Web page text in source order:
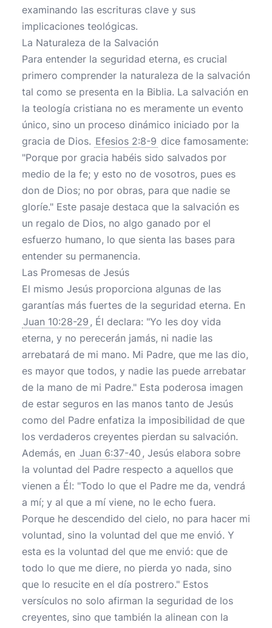
examinando las escrituras clave y sus
implicaciones teológicas.
La Naturaleza de la Salvación
Para entender la seguridad eterna, es crucial
primero comprender la naturaleza de la salvación
tal como se presenta en la Biblia. La salvación en
la teología cristiana no es meramente un evento
único, sino un proceso dinámico iniciado por la
gracia de Dios. Efesios 2:8-9 dice famosamente:
"Porque por gracia habéis sido salvados por
medio de la fe; y esto no de vosotros, pues es
don de Dios; no por obras, para que nadie se
gloríe." Este pasaje destaca que la salvación es
un regalo de Dios, no algo ganado por el
esfuerzo humano, lo que sienta las bases para
entender su permanencia.
Las Promesas de Jesús
El mismo Jesús proporciona algunas de las
garantías más fuertes de la seguridad eterna. En
Juan 10:28-29 , Él declara: "Yo les doy vida
eterna, y no perecerán jamás, ni nadie las
arrebatará de mi mano. Mi Padre, que me las dio,
es mayor que todos, y nadie las puede arrebatar
de la mano de mi Padre." Esta poderosa imagen
de estar seguros en las manos tanto de Jesús
como del Padre enfatiza la imposibilidad de que
los verdaderos creyentes pierdan su salvación.
Además, en Juan 6:37-40 , Jesús elabora sobre
la voluntad del Padre respecto a aquellos que
vienen a Él: "Todo lo que el Padre me da, vendrá
a mí; y al que a mí viene, no le echo fuera.
Porque he descendido del cielo, no para hacer mi
voluntad, sino la voluntad del que me envió. Y
esta es la voluntad del que me envió: que de
todo lo que me diere, no pierda yo nada, sino
que lo resucite en el día postrero." Estos
versículos no solo afirman la seguridad de los
creyentes, sino que también la alinean con la